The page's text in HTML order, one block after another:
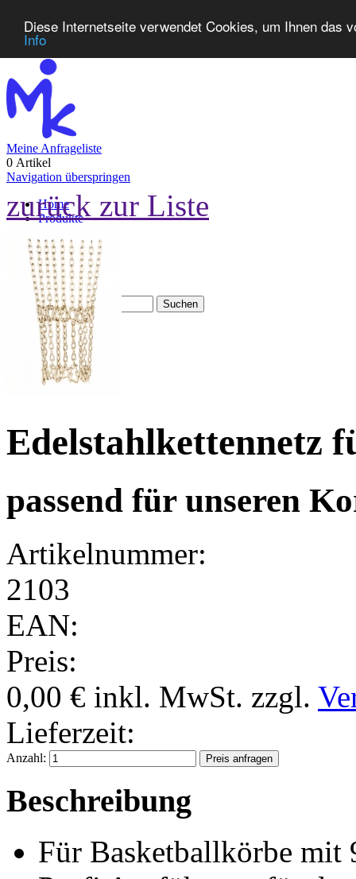
Diese Internetseite verwendet Cookies, um Ihnen das
Info
Meine Anfrageliste
0 Artikel
Navigation überspringen
Home
Produkte
Kontakt
FAQ
zurück zur Liste
Edelstahlkettennetz
passend für unseren
Artikelnummer:
2103
EAN:
Preis:
0,00 € inkl. MwSt. zzgl.
Lieferzeit:
Anzahl:
Beschreibung
Für Basketballkörbe mit